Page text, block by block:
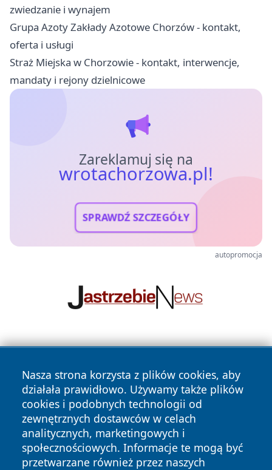
zwiedzanie i wynajem
Grupa Azoty Zakłady Azotowe Chorzów - kontakt,
oferta i usługi
Straż Miejska w Chorzowie - kontakt, interwencje,
mandaty i rejony dzielnicowe
Zareklamuj się na
wrotachorzowa.pl!
SPRAWDŹ SZCZEGÓŁY
autopromocja
Nasza strona korzysta z plików cookies, aby
działała prawidłowo. Używamy także plików
cookies i podobnych technologii od
zewnętrznych dostawców w celach
analitycznych, marketingowych i
społecznościowych. Informacje te mogą być
przetwarzane również przez naszych
Copyright © 2026 wrotachorzowa.pl Wszystkie prawa
zastrzeżone.